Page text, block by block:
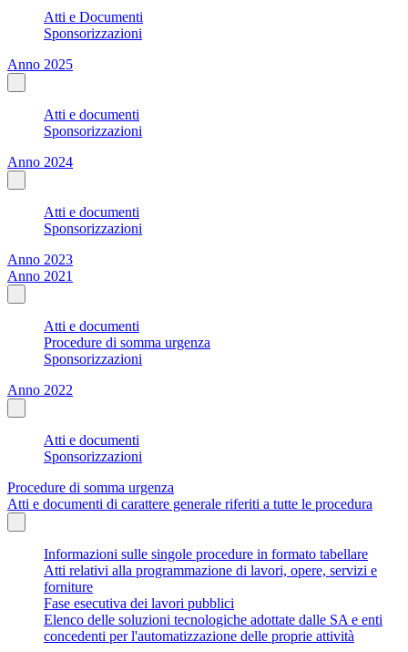
Atti e Documenti
Sponsorizzazioni
Anno 2025
Atti e documenti
Sponsorizzazioni
Anno 2024
Atti e documenti
Sponsorizzazioni
Anno 2023
Anno 2021
Atti e documenti
Procedure di somma urgenza
Sponsorizzazioni
Anno 2022
Atti e documenti
Sponsorizzazioni
Procedure di somma urgenza
Atti e documenti di carattere generale riferiti a tutte le procedura
Informazioni sulle singole procedure in formato tabellare
Atti relativi alla programmazione di lavori, opere, servizi e
forniture
Fase esecutiva dei lavori pubblici
Elenco delle soluzioni tecnologiche adottate dalle SA e enti
concedenti per l'automatizzazione delle proprie attività